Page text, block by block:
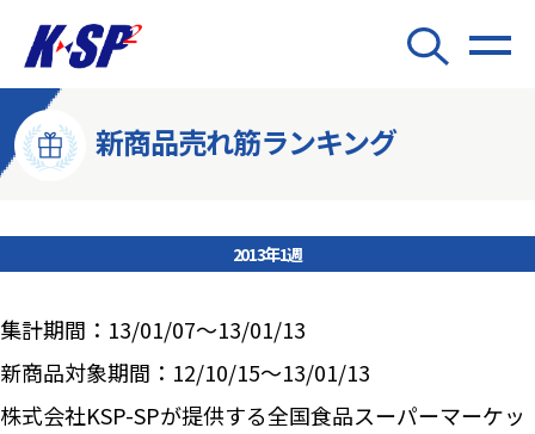
新商品売れ筋ランキング
2013年1週
集計期間：13/01/07～13/01/13
新商品対象期間：12/10/15～13/01/13
株式会社KSP-SPが提供する全国食品スーパーマーケッ